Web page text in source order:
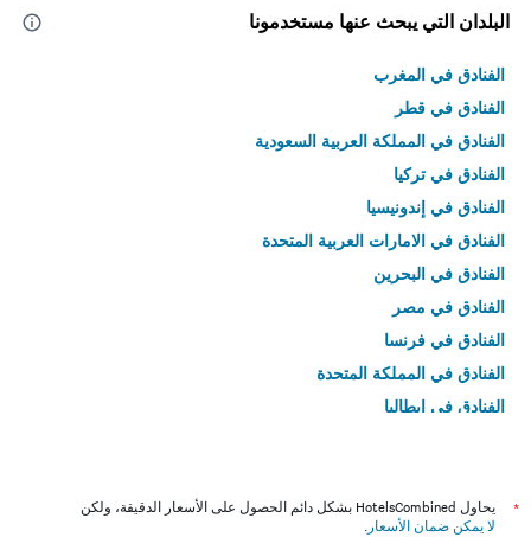
البلدان التي يبحث عنها مستخدمونا
الفنادق في المغرب
الفنادق في قطر
الفنادق في المملكة العربية السعودية
الفنادق في تركيا
الفنادق في إندونيسيا
الفنادق في الامارات العربية المتحدة
الفنادق في البحرين
الفنادق في مصر
الفنادق في فرنسا
الفنادق في المملكة المتحدة
الفنادق في إيطاليا
*
يحاول HotelsCombined بشكل دائم الحصول على الأسعار الدقيقة، ولكن
لا يمكن ضمان الأسعار .